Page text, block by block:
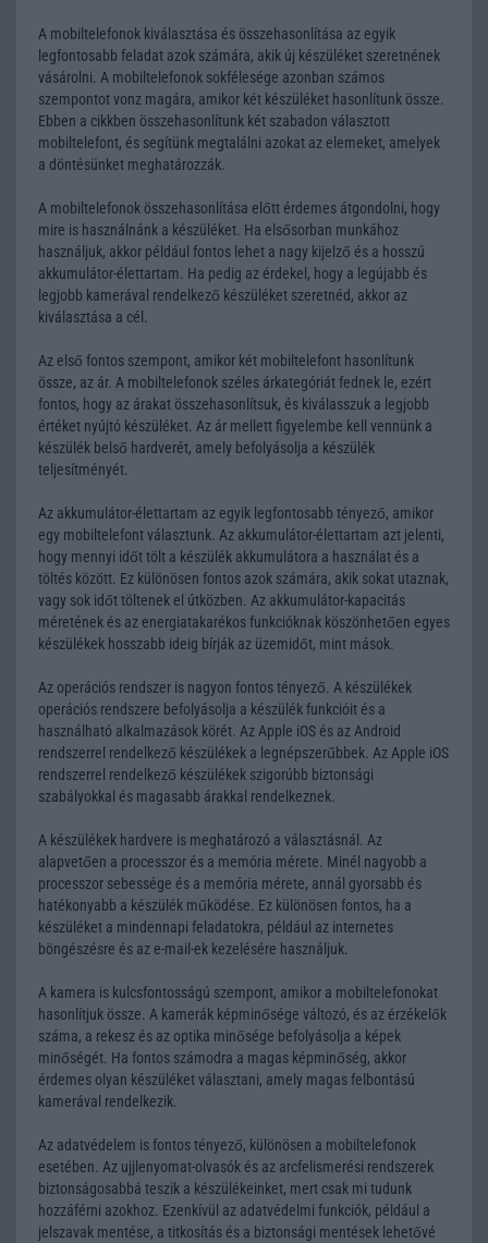
A mobiltelefonok kiválasztása és összehasonlítása az egyik
legfontosabb feladat azok számára, akik új készüléket szeretnének
vásárolni. A mobiltelefonok sokfélesége azonban számos
szempontot vonz magára, amikor két készüléket hasonlítunk össze.
Ebben a cikkben összehasonlítunk két szabadon választott
mobiltelefont, és segítünk megtalálni azokat az elemeket, amelyek
a döntésünket meghatározzák.
A mobiltelefonok összehasonlítása előtt érdemes átgondolni, hogy
mire is használnánk a készüléket. Ha elsősorban munkához
használjuk, akkor például fontos lehet a nagy kijelző és a hosszú
akkumulátor-élettartam. Ha pedig az érdekel, hogy a legújabb és
legjobb kamerával rendelkező készüléket szeretnéd, akkor az
kiválasztása a cél.
Az első fontos szempont, amikor két mobiltelefont hasonlítunk
össze, az ár. A mobiltelefonok széles árkategóriát fednek le, ezért
fontos, hogy az árakat összehasonlítsuk, és kiválasszuk a legjobb
értéket nyújtó készüléket. Az ár mellett figyelembe kell vennünk a
készülék belső hardverét, amely befolyásolja a készülék
teljesítményét.
Az akkumulátor-élettartam az egyik legfontosabb tényező, amikor
egy mobiltelefont választunk. Az akkumulátor-élettartam azt jelenti,
hogy mennyi időt tölt a készülék akkumulátora a használat és a
töltés között. Ez különösen fontos azok számára, akik sokat utaznak,
vagy sok időt töltenek el útközben. Az akkumulátor-kapacitás
méretének és az energiatakarékos funkcióknak köszönhetően egyes
készülékek hosszabb ideig bírják az üzemidőt, mint mások.
Az operációs rendszer is nagyon fontos tényező. A készülékek
operációs rendszere befolyásolja a készülék funkcióit és a
használható alkalmazások körét. Az Apple iOS és az Android
rendszerrel rendelkező készülékek a legnépszerűbbek. Az Apple iOS
rendszerrel rendelkező készülékek szigorúbb biztonsági
szabályokkal és magasabb árakkal rendelkeznek.
A készülékek hardvere is meghatározó a választásnál. Az
alapvetően a processzor és a memória mérete. Minél nagyobb a
processzor sebessége és a memória mérete, annál gyorsabb és
hatékonyabb a készülék működése. Ez különösen fontos, ha a
készüléket a mindennapi feladatokra, például az internetes
böngészésre és az e-mail-ek kezelésére használjuk.
A kamera is kulcsfontosságú szempont, amikor a mobiltelefonokat
hasonlítjuk össze. A kamerák képminősége változó, és az érzékelők
száma, a rekesz és az optika minősége befolyásolja a képek
minőségét. Ha fontos számodra a magas képminőség, akkor
érdemes olyan készüléket választani, amely magas felbontású
kamerával rendelkezik.
Az adatvédelem is fontos tényező, különösen a mobiltelefonok
esetében. Az ujjlenyomat-olvasók és az arcfelismerési rendszerek
biztonságosabbá teszik a készülékeinket, mert csak mi tudunk
hozzáférni azokhoz. Ezenkívül az adatvédelmi funkciók, például a
jelszavak mentése, a titkosítás és a biztonsági mentések lehetővé